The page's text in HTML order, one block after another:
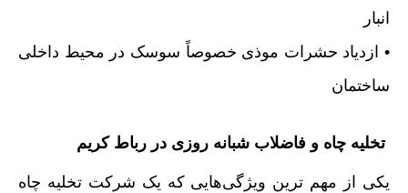
انبار
• ازدیاد حشرات موذی خصوصاً سوسک در محیط داخلی
ساختمان
تخلیه چاه و فاضلاب شبانه روزی در رباط کریم
یکی از مهم ترین ویژگی‌هایی که یک شرکت تخلیه چاه